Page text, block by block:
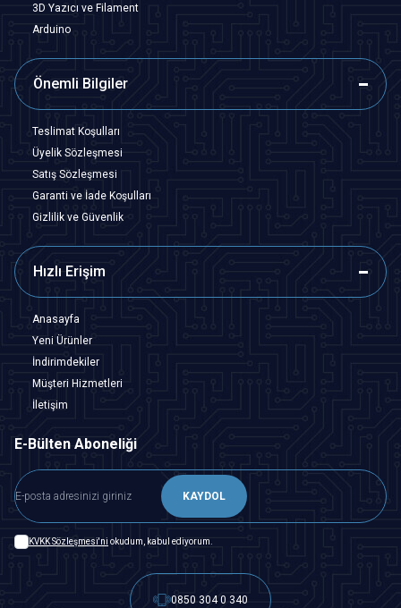
3D Yazıcı ve Filament
Arduino
Önemli Bilgiler
Teslimat Koşulları
Üyelik Sözleşmesi
Satış Sözleşmesi
Garanti ve İade Koşulları
Gizlilik ve Güvenlik
Hızlı Erişim
Anasayfa
Yeni Ürünler
İndirimdekiler
Müşteri Hizmetleri
İletişim
E-Bülten Aboneliği
KAYDOL
KVKK Sözleşmesi'ni okudum, kabul ediyorum.
0850 304 0 340